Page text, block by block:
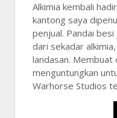
Alkimia kembali
kantong saya
penjual. Pandai
dari sekadar
landasan. Membuat
menguntungkan
Warhorse Studios